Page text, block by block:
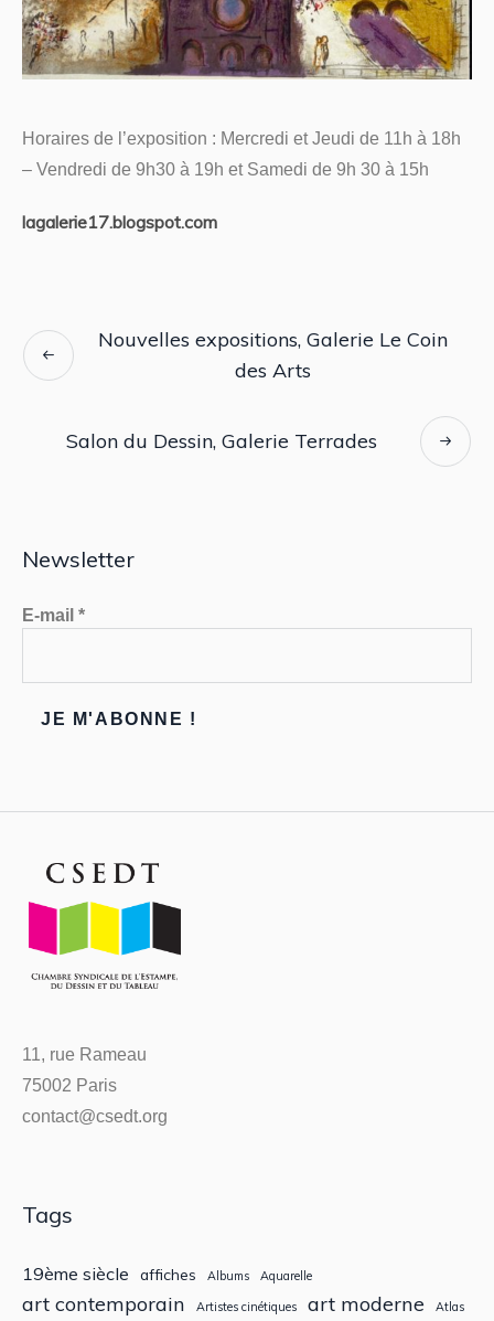
Horaires de l’exposition : Mercredi et Jeudi de 11h à 18h
– Vendredi de 9h30 à 19h et Samedi de 9h 30 à 15h
lagalerie17.blogspot.com
Nouvelles expositions, Galerie Le Coin
des Arts
Salon du Dessin, Galerie Terrades
Newsletter
E-mail *
11, rue Rameau
75002 Paris
contact@csedt.org
Tags
19ème siècle affiches Albums Aquarelle
art contemporain Artistes cinétiques art moderne Atlas